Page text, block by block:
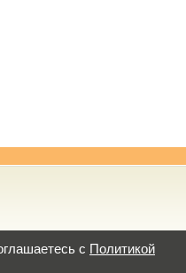
с Политикой